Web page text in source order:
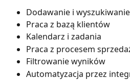
Dodawanie i
Praca z bazą klientów
Kalendarz i zadania
Praca z procesem
Filtrowanie wyników
Automatyzacja przez